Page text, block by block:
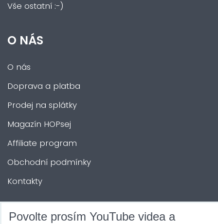
Vše ostatní :-)
O NÁS
O nás
Doprava a platba
Prodej na splátky
Magazín HOPsej
Affiliate program
Obchodní podmínky
Kontakty
DALŠÍ SLUŽBY
Povolte prosím YouTube videa a